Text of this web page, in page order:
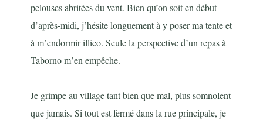
pelouses abritées du vent. Bien qu’on soit en début
d’après-midi, j’hésite longuement à y poser ma tente et
à m’endormir illico. Seule la perspective d’un repas à
Taborno m’en empêche.
Je grimpe au village tant bien que mal, plus somnolent
que jamais. Si tout est fermé dans la rue principale, je